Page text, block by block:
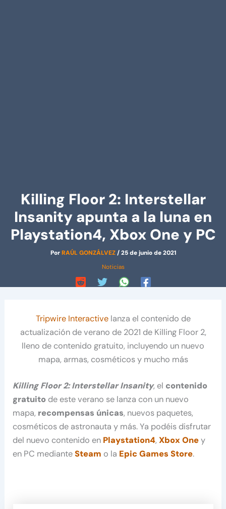
Killing Floor 2: Interstellar
Insanity apunta a la luna en
Playstation4, Xbox One y PC
PorRAÚL GONZÁLVEZ/25 de junio de 2021
Noticias
Tripwire Interactivelanza el contenido de
actualización de verano de 2021 de Killing Floor 2,
lleno de contenido gratuito, incluyendo un nuevo
mapa, armas, cosméticos y mucho más
Killing Floor 2: Interstellar Insanity, el contenido
gratuito de este verano se lanza con un nuevo
mapa, recompensas únicas, nuevos paquetes,
cosméticos de astronauta y más. Ya podéis disfrutar
del nuevo contenido en Playstation4,Xbox Oney
en PC medianteSteam o la Epic Games Store.